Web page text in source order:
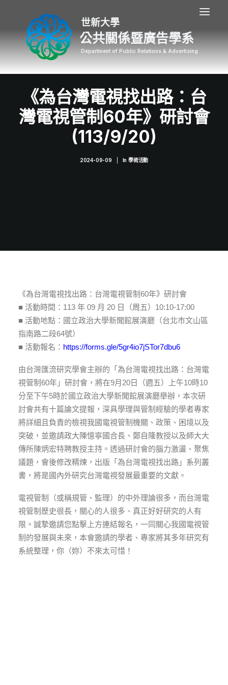
公共關係暨廣告學系
《為台灣電視找出路：台
灣電視管制60年》研討會
(113/9/20)
2024-09-09 In 學術活動
《為台灣電視找出路：台灣電視管制60年》研討會
■ 活動時間：113 年 09 月 20 日（周五）10:10-17:00
■ 活動地點：國立政治大學新聞館展演廳（台北市文山區
指南路二段64號）
■ 活動報名： https://forms.gle/5gr4io7jSTor7dbu6
由台灣匯流研究學會主辦的「為台灣電視找出路：台灣電
視管制60年」研討會，將在9月20日（週五）上午10時10
分至下午5時於國立政治大學新聞館展演廳舉辦，本次研
討會共有十篇論文提報，深具學理與管制經驗的學者專家
將詳細且負責的檢視我國電視管制機關、政策、困境以及
突破，並邀請政大陳憶寧國合長、鄭自隆教授以及師大大
傳所陳炳宏特聘教授主持。透過研討會的腦力激盪、聚焦
議題，會後修改精煉，出版「為台灣電視找出路」系列叢
書，將是國內外研究台灣電視發展最重要的文獻。
電視管制（或稱規管、監理）的中外理論很多，而台灣電
視管制歷史很長，關心的人很多、真正好好研究的人有
限。誠摯邀請您點擊上方連結報名，一同關心我國電視管
制的發展與未來，本會邀請的學者、專家將其多年研究有
系統整理，你（妳）不來太可惜！